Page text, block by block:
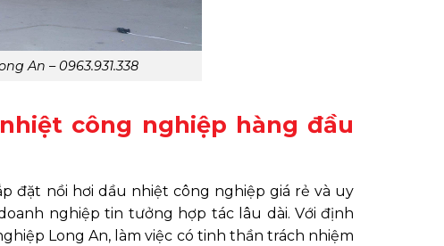
An – 0963.931.338
công nghiệp hàng đầu
đặt nồi hơi dầu nhiệt công nghiệp giá rẻ và uy
nghiệp tin tưởng hợp tác lâu dài. Với định
Long An, làm việc có tinh thần trách nhiệm